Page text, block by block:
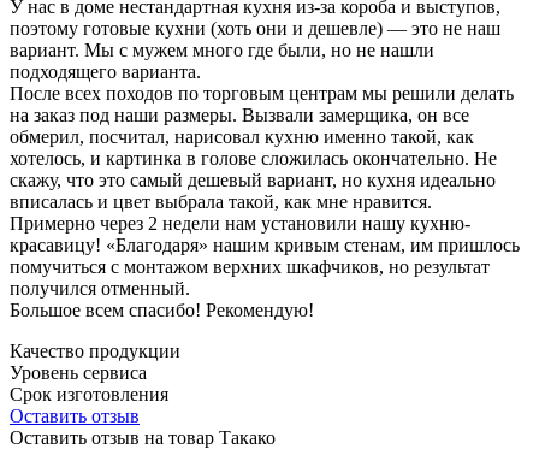
У нас в доме нестандартная кухня из-за короба и выступов,
поэтому готовые кухни (хоть они и дешевле) — это не наш
вариант. Мы с мужем много где были, но не нашли
подходящего варианта.
После всех походов по торговым центрам мы решили делать
на заказ под наши размеры. Вызвали замерщика, он все
обмерил, посчитал, нарисовал кухню именно такой, как
хотелось, и картинка в голове сложилась окончательно. Не
скажу, что это самый дешевый вариант, но кухня идеально
вписалась и цвет выбрала такой, как мне нравится.
Примерно через 2 недели нам установили нашу кухню-
красавицу! «Благодаря» нашим кривым стенам, им пришлось
помучиться с монтажом верхних шкафчиков, но результат
получился отменный.
Большое всем спасибо! Рекомендую!
Качество продукции
Уровень сервиса
Срок изготовления
Оставить отзыв
Оставить отзыв на товар Такако